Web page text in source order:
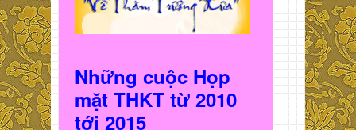
Những cuộc Họp
mặt THKT từ 2010
tới 2015